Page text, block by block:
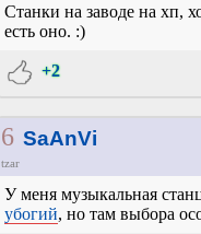
Станки на заводе на хп,
есть оно. :)
+2
6 SaAnVi
tzar
У меня музыкальная
убогий, но там выбора